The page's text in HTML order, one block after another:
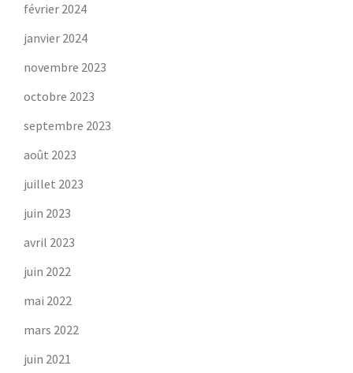
février 2024
janvier 2024
novembre 2023
octobre 2023
septembre 2023
août 2023
juillet 2023
juin 2023
avril 2023
juin 2022
mai 2022
mars 2022
juin 2021